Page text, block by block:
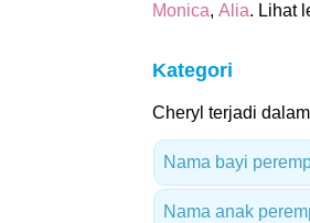
Monica, Alia. Lihat
Kategori
Cheryl terjadi
Nama bayi
Nama anak